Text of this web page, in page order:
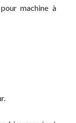
machine à